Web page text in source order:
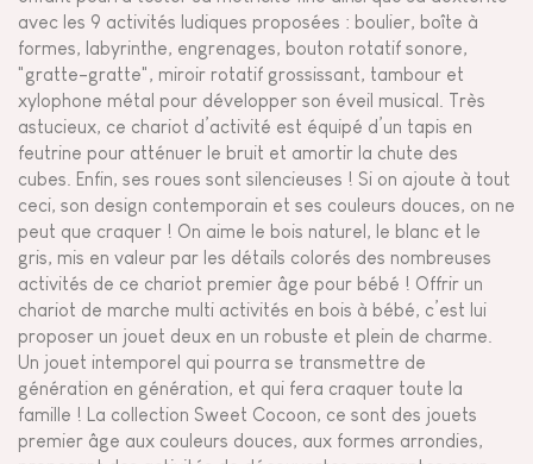
avec les 9 activités ludiques proposées : boulier, boîte à
formes, labyrinthe, engrenages, bouton rotatif sonore,
"gratte-gratte", miroir rotatif grossissant, tambour et
xylophone métal pour développer son éveil musical. Très
astucieux, ce chariot d’activité est équipé d’un tapis en
feutrine pour atténuer le bruit et amortir la chute des
cubes. Enfin, ses roues sont silencieuses ! Si on ajoute à tout
ceci, son design contemporain et ses couleurs douces, on ne
peut que craquer ! On aime le bois naturel, le blanc et le
gris, mis en valeur par les détails colorés des nombreuses
activités de ce chariot premier âge pour bébé ! Offrir un
chariot de marche multi activités en bois à bébé, c’est lui
proposer un jouet deux en un robuste et plein de charme.
Un jouet intemporel qui pourra se transmettre de
génération en génération, et qui fera craquer toute la
famille ! La collection Sweet Cocoon, ce sont des jouets
premier âge aux couleurs douces, aux formes arrondies,